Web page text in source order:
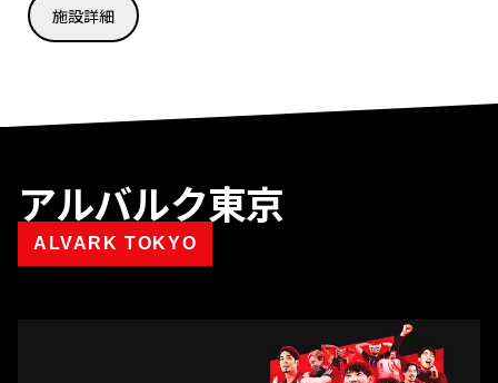
施設詳細
アルバルク東京
ALVARK TOKYO